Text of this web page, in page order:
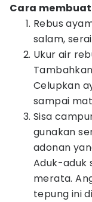
Cara
Rebus
salam,
Ukur air
Celupkan
sampai
Sisa
gunakan
adonan
Aduk-aduk
merata.
tepung ini